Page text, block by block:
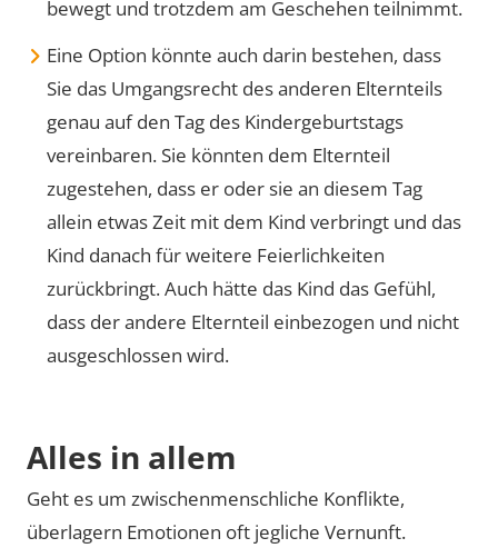
bewegt und trotzdem am Geschehen teilnimmt.
Eine Option könnte auch darin bestehen, dass
Sie das Umgangsrecht des anderen Elternteils
genau auf den Tag des Kindergeburtstags
vereinbaren. Sie könnten dem Elternteil
zugestehen, dass er oder sie an diesem Tag
allein etwas Zeit mit dem Kind verbringt und das
Kind danach für weitere Feierlichkeiten
zurückbringt. Auch hätte das Kind das Gefühl,
dass der andere Elternteil einbezogen und nicht
ausgeschlossen wird.
Alles in allem
Geht es um zwischenmenschliche Konflikte,
überlagern Emotionen oft jegliche Vernunft.